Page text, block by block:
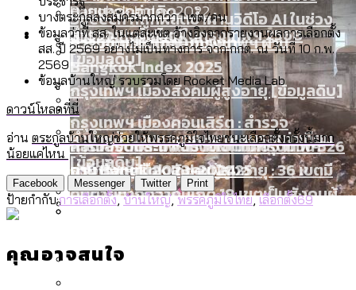
กทม. มีอำนาจแค่ไหน ในการแก้ปัญหาให้คน
ที่อาศัยอยู่ในกรุงเทพฯ
ฉะเชิงเทรา นครปฐม และล่าสุดที่กาญจนบุรี
Speech ที่ถูกผลิตซ้ำผ่านวิดีโอ AI ในช่วง
ความขัดแย้งไทย-กัมพูชา
กรุงเทพฯ เมืองคอนเสิร์ต : สำรวจ
คอนเสิร์ตและแฟนมีตติ้งในไทยจำนวน 526
งาน ตั้งแต่ปี 2023-2024
ปีนกำแพงส่องซีรีส์จีน: จีนส่งออกภาพ
สำรวจเศรษฐกิจในกรุงเทพฯ ผ่าน
Bangkok Index 2025
สำรวจงบประมาณรายเขตในกรุงเทพฯ
ผ่าน Bangkok Index 2025
สำรวจรายได้จากการจัดเก็บภาษีใน
ตายมากกว่าเกิด
กรุงเทพฯ เมืองสังคมผู้สูงอายุ [ข้อมูลดิบ]
กรุงเทพฯ เมืองสังคมผู้สูงอายุ : 36 เขตมี
คนตายมากกว่าคนเกิด 18 เขตเป็นสังคมผู้
สำรวจเหตุไฟไหม้ในกรุงเทพฯ 2568
[ข้อมูลดิบ]
คำนำหน้านามและกฎหมายสมรสเท่าเทียม
[ข้อมูลดิบ]
กรุงเทพฯ เมืองสังคมผู้สูงอายุ [ข้อมูลดิบ]
Bangkok Index 2022
DEMO Thailand
About Us
บางตระกูลลงสมัครมากกว่า 1 เขต/คน
ข้อมูลว่าที่ สส. ในแต่ละเขต อ้างอิงจากรายงานผลการเลือกตั้ง
สส. ปี 2569 อย่างไม่เป็นทางการ จาก กกต. ณ วันที่ 10 ก.พ.
2569
ข้อมูลบ้านใหญ่ รวบรวมโดย Rocket Media Lab
ดาวน์โหลดที่นี่
อ่าน ตระกูลบ้านใหญ่ช่วยให้พรรคภูมิใจไทยชนะเลือกตั้งครั้งนี้มาก
น้อยแค่ไหน
Facebook Messenger Twitter Print
ป้ายกำกับ:การเลือกตั้ง,บ้านใหญ่,พรรคภูมิใจไทย,เลือกตั้ง69
คุณอาจสนใจ